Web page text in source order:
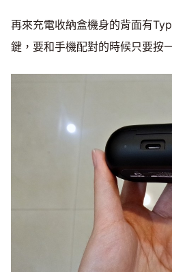
再來充電收納盒機身的背面有
鍵，要和手機配對的時候只要按